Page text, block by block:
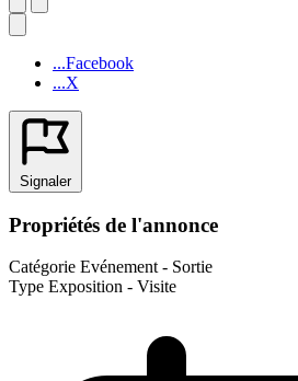
...Facebook
...X
Signaler
Propriétés de l'annonce
Catégorie Evénement - Sortie
Type Exposition - Visite